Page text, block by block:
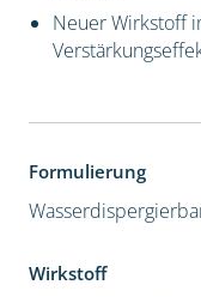
Neuer Wirkstoff
Formulierung
Wirkstoff